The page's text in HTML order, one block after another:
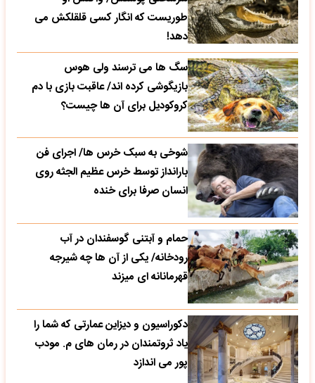
طوریست که انگار کسی قلقلکش می
دهد!
سگ ها می ترسند ولی هوس
بازیگوشی کرده اند/ عاقبت بازی با دم
کروکودیل برای آن ها چیست؟
شوخی به سبک خرس ها/ اجرای فن
بارانداز توسط خرس عظیم الجثه روی
انسان صرفا برای خنده
حمام و آبتنی گوسفندان در آب
رودخانه/ یکی از آن ها چه شیرجه
قهرمانانه ای میزند
دکوراسیون و دیزاین عمارتی که شما را
یاد ثروتمندان در رمان های م. مودب
پور می اندازد